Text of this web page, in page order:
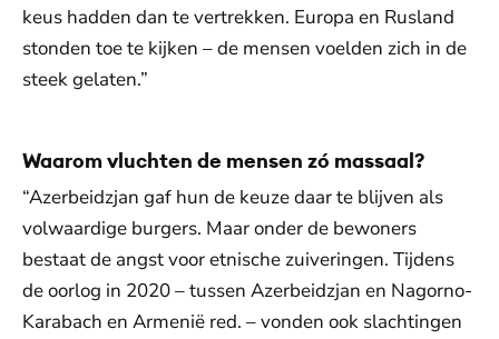
keus hadden dan te vertrekken. Europa en Rusland
stonden toe te kijken – de mensen voelden zich in de
steek gelaten.”
Waarom vluchten de mensen zó massaal?
“Azerbeidzjan gaf hun de keuze daar te blijven als
volwaardige burgers. Maar onder de bewoners
bestaat de angst voor etnische zuiveringen. Tijdens
de oorlog in 2020 – tussen Azerbeidzjan en Nagorno-
Karabach en Armenië red. – vonden ook slachtingen